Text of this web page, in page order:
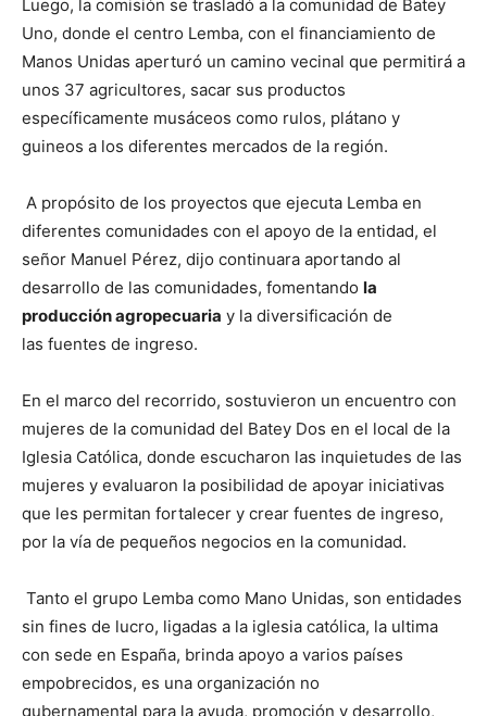
Luego, la comisión se trasladó a la comunidad de Batey
Uno, donde el centro Lemba, con el financiamiento de
Manos Unidas aperturó un camino vecinal que permitirá a
unos 37 agricultores, sacar sus productos
específicamente musáceos como rulos, plátano y
guineos a los diferentes mercados de la región.
A propósito de los proyectos que ejecuta Lemba en
diferentes comunidades con el apoyo de la entidad, el
señor Manuel Pérez, dijo continuara aportando al
desarrollo de las comunidades, fomentando la
producción agropecuaria y la diversificación de
las fuentes de ingreso.
En el marco del recorrido, sostuvieron un encuentro con
mujeres de la comunidad del Batey Dos en el local de la
Iglesia Católica, donde escucharon las inquietudes de las
mujeres y evaluaron la posibilidad de apoyar iniciativas
que les permitan fortalecer y crear fuentes de ingreso,
por la vía de pequeños negocios en la comunidad.
Tanto el grupo Lemba como Mano Unidas, son entidades
sin fines de lucro, ligadas a la iglesia católica, la ultima
con sede en España, brinda apoyo a varios países
empobrecidos, es una organización no
gubernamental para la ayuda, promoción y desarrollo,